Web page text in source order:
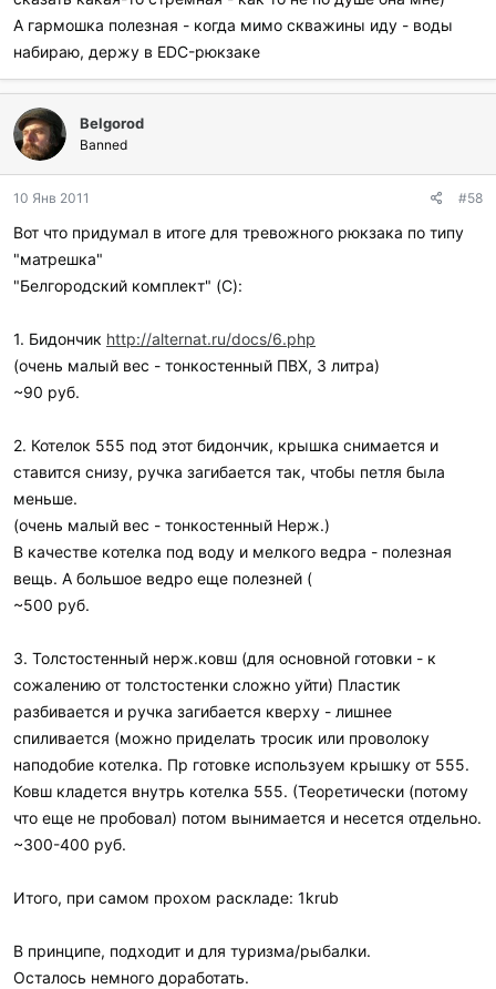
А гармошка полезная - когда мимо скважины иду - воды
набираю, держу в EDC-рюкзаке
Belgorod
Banned
10 Янв 2011 #58
Вот что придумал в итоге для тревожного рюкзака по типу
"матрешка"
"Белгородский комплект" (C):
1. Бидончик http://alternat.ru/docs/6.php
(очень малый вес - тонкостенный ПВХ, 3 литра)
~90 руб.
2. Котелок 555 под этот бидончик, крышка снимается и
ставится снизу, ручка загибается так, чтобы петля была
меньше.
(очень малый вес - тонкостенный Нерж.)
В качестве котелка под воду и мелкого ведра - полезная
вещь. А большое ведро еще полезней (
~500 руб.
3. Толстостенный нерж.ковш (для основной готовки - к
сожалению от толстостенки сложно уйти) Пластик
разбивается и ручка загибается кверху - лишнее
спиливается (можно приделать тросик или проволоку
наподобие котелка. Пр готовке используем крышку от 555.
Ковш кладется внутрь котелка 555. (Теоретически (потому
что еще не пробовал) потом вынимается и несется отдельно.
~300-400 руб.
Итого, при самом прохом раскладе: 1krub
В принципе, подходит и для туризма/рыбалки.
Осталось немного доработать.